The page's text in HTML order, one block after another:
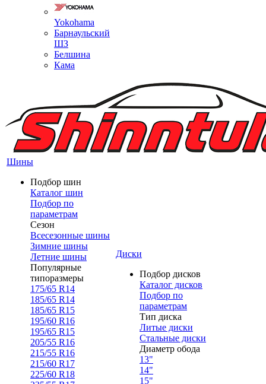
Yokohama
Барнаульский
ШЗ
Белшина
Кама
Шины
Подбор шин
Каталог шин
Подбор по
параметрам
Сезон
Всесезонные шины
Зимние шины
Летние шины
Популярные
типоразмеры
175/65 R14
185/65 R14
185/65 R15
195/60 R16
195/65 R15
205/55 R16
215/55 R16
215/60 R17
225/60 R18
Диски
Подбор дисков
Каталог дисков
Подбор по
параметрам
Тип диска
Литые диски
Стальные диски
Диаметр обода
13"
14"
15"